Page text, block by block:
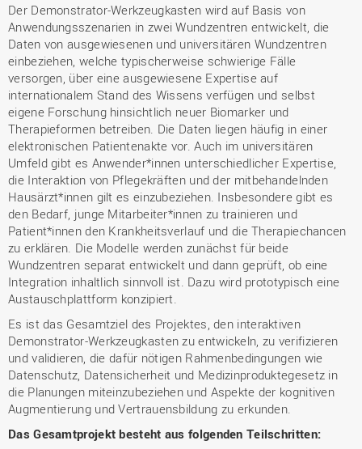
Der Demonstrator-Werkzeugkasten wird auf Basis von
Anwendungsszenarien in zwei Wundzentren entwickelt, die
Daten von ausgewiesenen und universitären Wundzentren
einbeziehen, welche typischerweise schwierige Fälle
versorgen, über eine ausgewiesene Expertise auf
internationalem Stand des Wissens verfügen und selbst
eigene Forschung hinsichtlich neuer Biomarker und
Therapieformen betreiben. Die Daten liegen häufig in einer
elektronischen Patientenakte vor. Auch im universitären
Umfeld gibt es Anwender*innen unterschiedlicher Expertise,
die Interaktion von Pflegekräften und der mitbehandelnden
Hausärzt*innen gilt es einzubeziehen. Insbesondere gibt es
den Bedarf, junge Mitarbeiter*innen zu trainieren und
Patient*innen den Krankheitsverlauf und die Therapiechancen
zu erklären. Die Modelle werden zunächst für beide
Wundzentren separat entwickelt und dann geprüft, ob eine
Integration inhaltlich sinnvoll ist. Dazu wird prototypisch eine
Austauschplattform konzipiert.
Es ist das Gesamtziel des Projektes, den interaktiven
Demonstrator-Werkzeugkasten zu entwickeln, zu verifizieren
und validieren, die dafür nötigen Rahmenbedingungen wie
Datenschutz, Datensicherheit und Medizinproduktegesetz in
die Planungen miteinzubeziehen und Aspekte der kognitiven
Augmentierung und Vertrauensbildung zu erkunden.
Das Gesamtprojekt besteht aus folgenden Teilschritten: